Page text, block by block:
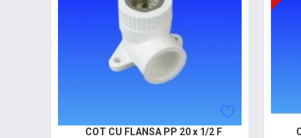
COT CU FLANSA PP 20 x 1/2 F